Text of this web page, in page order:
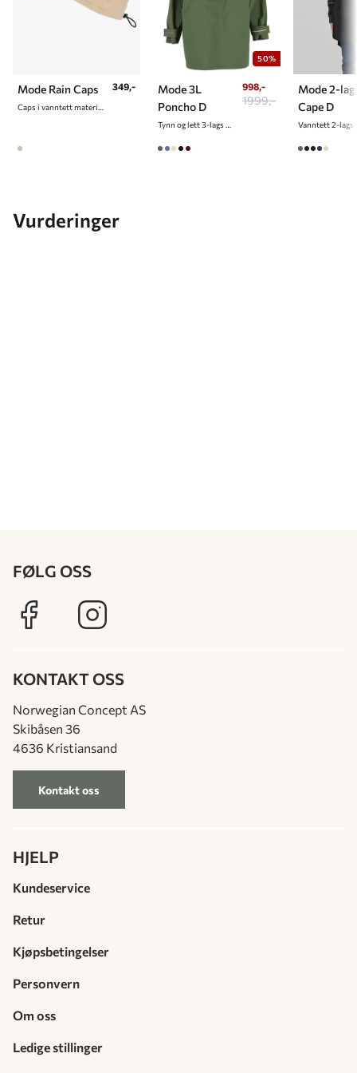
Mode Rain Caps
Caps i vanntett materiale
349,-
50%
Mode 3L
Poncho D
Tynn og lett 3-lags poncho til dame
998,-
1999,-
Mode 2-
Cape D
Vurderinger
FØLG OSS
KONTAKT OSS
Norwegian Concept AS
Skibåsen 36
4636 Kristiansand
Kontakt oss
HJELP
Kundeservice
Retur
Kjøpsbetingelser
Personvern
Om oss
Ledige stillinger